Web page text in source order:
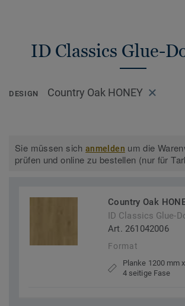
ID Classics Glue-
DESIGN Country Oak HONEY
Sie müssen sichanmelden um die
prüfen und online zu bestellen (nur für
Country Oak
ID Classics Glue-
Art. 261042006
Format
Planke 1200 mm
4 seitige Fase